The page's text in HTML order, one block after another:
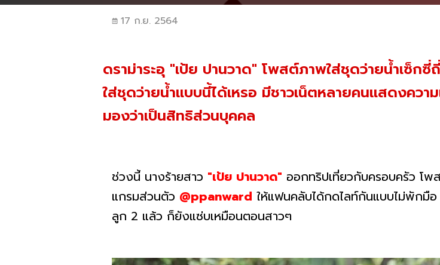
17 ก.ย. 2564
ดราม่าระอุ "เป้ย ปานวาด" โพสต์ภาพใส่ชุดว่ายน้ำเซ็ก
ใส่ชุดว่ายน้ำแบบนี้ได้เหรอ มีชาวเน็ตหลายคนแสดงควา
มองว่าเป็นสิทธิส่วนบุคคล
ช่วงนี้ นางร้ายสาว "เป้ย ปานวาด" ออกทริปเที่ยวกับครอบครัว โพ
แกรมส่วนตัว @ppanward ให้แฟนคลับได้กดไลท์กันแบบไม่พักมื
ลูก 2 แล้ว ก็ยังแซ่บเหมือนตอนสาวๆ